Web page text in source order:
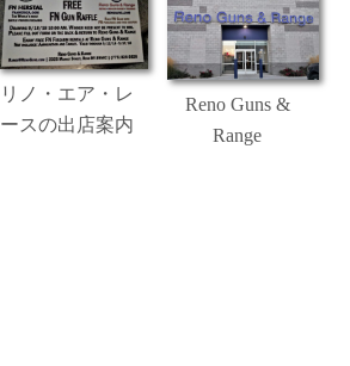
リノ・エア・レ
ースの出店案内
Reno Guns &
Range